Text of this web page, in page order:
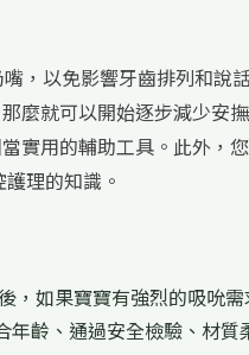
，以免影響牙齒排列和說
麼就可以開始逐步減少安
實用的輔助工具。此外，
理的知識。
，如果寶寶有強烈的吸吮
年齡、通過安全檢驗、材質